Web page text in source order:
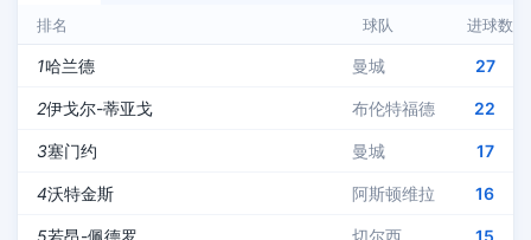
排名 球队 进球数
1哈兰德 曼城 27
2伊戈尔-蒂亚戈 布伦特福德 22
3塞门约 曼城 17
4沃特金斯 阿斯顿维拉 16